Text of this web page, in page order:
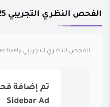
الفحص النظري التجريبي 2025
الفحص النظري التجريبي
تم إضافة
Sidebar Ad